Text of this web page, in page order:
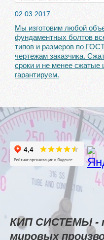
02.03.2017
Мы изготовим любой
фундаментных болтов
типов и размеров по
чертежам заказчика.
сроки и не менее сжатые
гарантируем.
КИП СИСТЕМЫ -
мировых